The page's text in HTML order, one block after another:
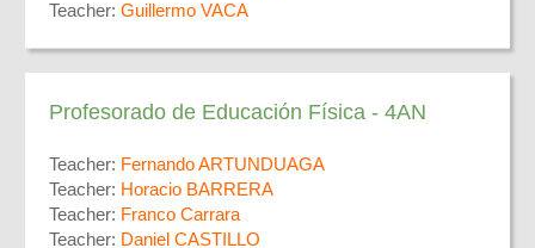
Teacher: Guillermo VACA
Profesorado de Educación Física - 4AN
Teacher: Fernando ARTUNDUAGA
Teacher: Horacio BARRERA
Teacher: Franco Carrara
Teacher: Daniel CASTILLO